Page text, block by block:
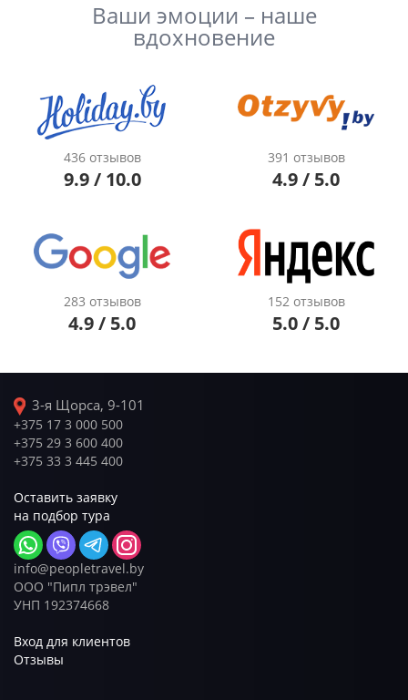
Ваши эмоции – наше
вдохновение
436 отзывов
9.9 / 10.0
391 отзывов
4.9 / 5.0
283 отзывов
4.9 / 5.0
152 отзывов
5.0 / 5.0
3-я Щорса, 9-101
+375 17 3 000 500
+375 29 3 600 400
+375 33 3 445 400
Оставить заявку
на подбор тура
info@peopletravel.by
ООО "Пипл трэвел"
УНП 192374668
Вход для клиентов
Отзывы